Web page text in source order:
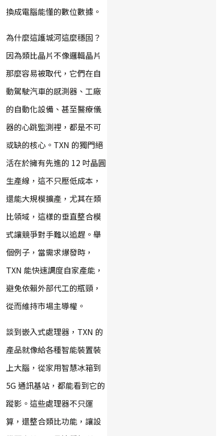
換成電腦能懂的數位數據。
為什麼這護城河這麼穩固？
因為類比晶片不像邏輯晶片
那麼容易被取代，它們在自
動駕駛汽車的感測器、工廠
的自動化設備、甚至醫療儀
器的心跳監測裡，都是不可
或缺的核心。TXN 的獨門絕
活在於擁有先進的 12 吋晶圓
生產線，這不只壓低成本，
還能大規模擴產，尤其在類
比領域，這樣的垂直整合模
式讓競爭對手難以追趕。舉
個例子，當需求爆發時，
TXN 能快速調度自家產能，
避免依賴外部代工的瓶頸，
從而維持市場主導權。
談到嵌入式處理器，TXN 的
產品就像給各種智能裝置裝
上大腦，從家用智慧冰箱到
5G 通訊基站，都能看到它的
蹤影。這些處理器不只運
算，還整合類比功能，讓設